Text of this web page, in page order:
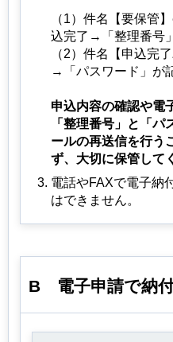
（1）件名【要保管
込完了→「整理番号
（2）件名【申込完
→「パスワード」が
申込内容の確認や電
「整理番号」と「パ
ールの再送信を行う
ず、大切に保管して
電話やFAXで電子納
はできません。
B 電子申請で納